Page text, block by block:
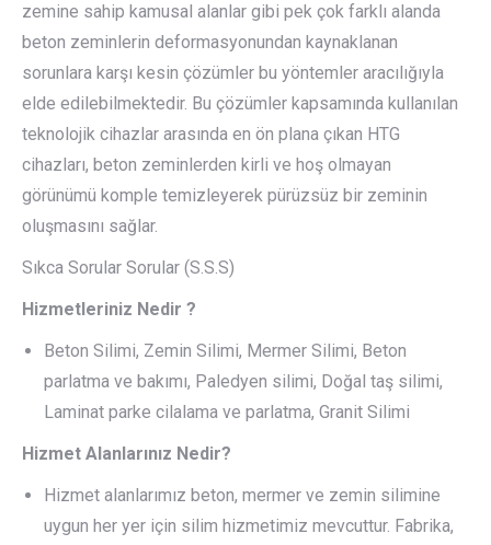
zemine sahip kamusal alanlar gibi pek çok farklı alanda
beton zeminlerin deformasyonundan kaynaklanan
sorunlara karşı kesin çözümler bu yöntemler aracılığıyla
elde edilebilmektedir. Bu çözümler kapsamında kullanılan
teknolojik cihazlar arasında en ön plana çıkan HTG
cihazları, beton zeminlerden kirli ve hoş olmayan
görünümü komple temizleyerek pürüzsüz bir zeminin
oluşmasını sağlar.
Sıkca Sorular Sorular (S.S.S)
Hizmetleriniz Nedir ?
Beton Silimi, Zemin Silimi, Mermer Silimi, Beton
parlatma ve bakımı, Paledyen silimi, Doğal taş silimi,
Laminat parke cilalama ve parlatma, Granit Silimi
Hizmet Alanlarınız Nedir?
Hizmet alanlarımız beton, mermer ve zemin silimine
uygun her yer için silim hizmetimiz mevcuttur. Fabrika,